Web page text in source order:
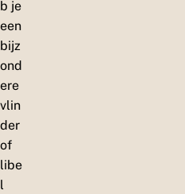
b je
een
bijz
ond
ere
vlin
der
of
libe
l